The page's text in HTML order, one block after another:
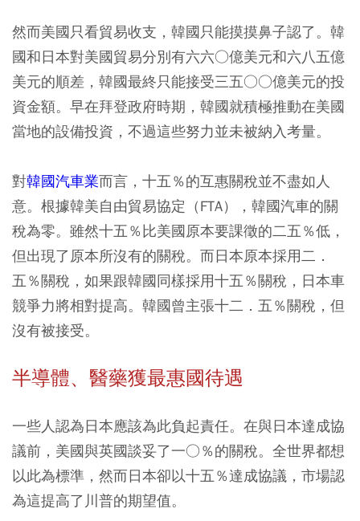
然而美國只看貿易收支，韓國只能摸摸鼻子認了。韓
國和日本對美國貿易分別有六六○億美元和六八五億
美元的順差，韓國最終只能接受三五○○億美元的投
資金額。早在拜登政府時期，韓國就積極推動在美國
當地的設備投資，不過這些努力並未被納入考量。
對韓國汽車業而言，十五％的互惠關稅並不盡如人
意。根據韓美自由貿易協定（FTA），韓國汽車的關
稅為零。雖然十五％比美國原本要課徵的二五％低，
但出現了原本所沒有的關稅。而日本原本採用二．
五％關稅，如果跟韓國同樣採用十五％關稅，日本車
競爭力將相對提高。韓國曾主張十二．五％關稅，但
沒有被接受。
半導體、醫藥獲最惠國待遇
一些人認為日本應該為此負起責任。在與日本達成協
議前，美國與英國談妥了一○％的關稅。全世界都想
以此為標準，然而日本卻以十五％達成協議，市場認
為這提高了川普的期望值。